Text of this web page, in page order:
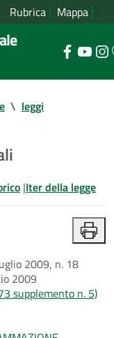
Rubrica Mappa
\ leggi
|Iter della legge
2009, n. 18
2009
supplemento n. 5)